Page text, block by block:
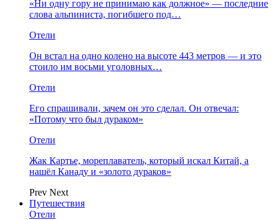
«Ни одну гору не принимаю как должное» — последние
слова альпиниста, погибшего под…
Отели
Он встал на одно колено на высоте 443 метров — и это
стоило им восьми уголовных…
Отели
Его спрашивали, зачем он это сделал. Он отвечал:
«Потому что был дураком»
Отели
Жак Картье, мореплаватель, который искал Китай, а
нашёл Канаду и «золото дураков»
Prev Next
Путешествия
Отели